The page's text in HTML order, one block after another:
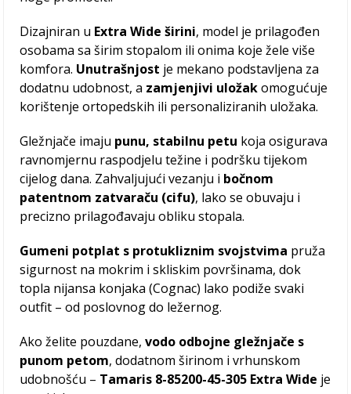
Dizajniran u Extra Wide širini, model je prilagođen
osobama sa širim stopalom ili onima koje žele više
komfora. Unutrašnjost je mekano podstavljena za
dodatnu udobnost, a zamjenjivi uložakomogućuje
korištenje ortopedskih ili personaliziranih uložaka.
Gležnjače imaju punu, stabilnu petu koja osigurava
ravnomjernu raspodjelu težine i podršku tijekom
cijelog dana. Zahvaljujući vezanju i bočnom
patentnom zatvaraču (cifu), lako se obuvaju i
precizno prilagođavaju obliku stopala.
Gumeni potplat s protukliznim svojstvima pruža
sigurnost na mokrim i skliskim površinama, dok
topla nijansa konjaka (Cognac) lako podiže svaki
outfit – od poslovnog do ležernog.
Ako želite pouzdane,vodo odbojne gležnjače s
punom petom, dodatnom širinom i vrhunskom
udobnošću – Tamaris 8-85200-45-305 Extra Wide je